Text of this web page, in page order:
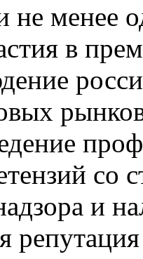
не менее
в
со
и